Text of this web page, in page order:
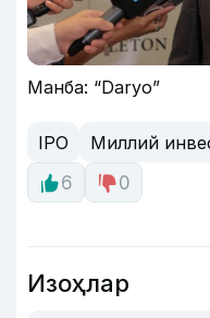
Манба: “Daryo”
IPO
Миллий
6
0
Изоҳлар